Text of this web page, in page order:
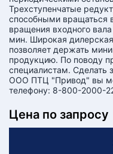
Трехступенчатые
способными вращаться
вращения входного
мин. Широкая
позволяет держать
продукцию. По поводу
специалистам. Сделать
ООО ПТЦ "Привод" вы
телефону: 8-800-2000-
Цена по запросу